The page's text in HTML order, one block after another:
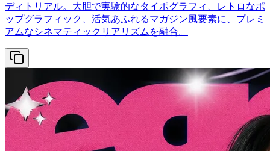
ディトリアル。大胆で実験的なタイポグラフィ、レトロなポ
ップグラフィック、活気あふれるマガジン風要素に、プレミ
アムなシネマティックリアリズムを融合。